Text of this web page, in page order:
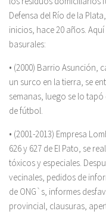
Defensa del Río de la
inicios, hace 20 años.
basurales:
• (2000) Barrio Asunción,
un surco en la tierra, se
semanas, luego se lo
de fútbol.
• (2001-2013) Empresa
626 y 627 de El Pato, se
tóxicos y especiales.
vecinales, pedidos de
de ONG`s, informes
provincial, clausuras,